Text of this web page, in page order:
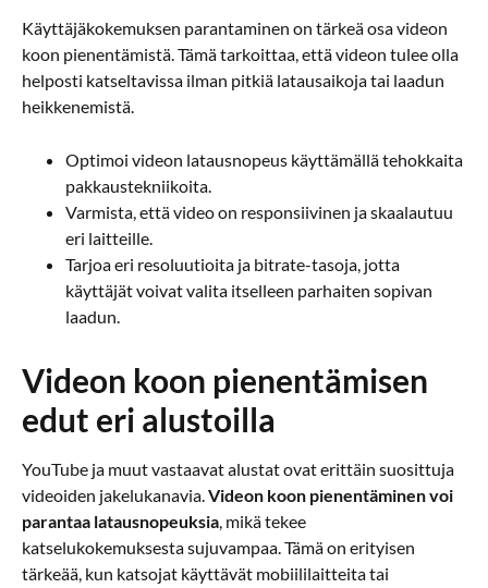
Käyttäjäkokemuksen parantaminen on tärkeä osa videon
koon pienentämistä. Tämä tarkoittaa, että videon tulee olla
helposti katseltavissa ilman pitkiä latausaikoja tai laadun
heikkenemistä.
Optimoi videon latausnopeus käyttämällä tehokkaita
pakkaustekniikoita.
Varmista, että video on responsiivinen ja skaalautuu
eri laitteille.
Tarjoa eri resoluutioita ja bitrate-tasoja, jotta
käyttäjät voivat valita itselleen parhaiten sopivan
laadun.
Videon koon pienentämisen
edut eri alustoilla
YouTube ja muut vastaavat alustat ovat erittäin suosittuja
videoiden jakelukanavia.Videon koon pienentäminen voi
parantaa latausnopeuksia, mikä tekee
katselukokemuksesta sujuvampaa. Tämä on erityisen
tärkeää, kun katsojat käyttävät mobiililaitteita tai